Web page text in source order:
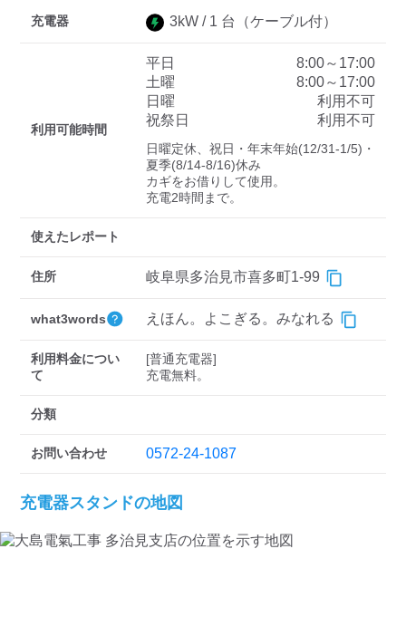
EV充電エネチェンジ e-Mobility Power
三菱ディーラーを表示
日産ディーラーを表示
トヨタディーラーを表
車種
充電器 3kW / 1 台 （ケーブル付）
利用可能時間
平日
8:00～17:00
土曜
8:00～17:00
日曜
利用不可
祝祭日
利用不可
日曜定休、祝日・年末年始(12/31-1/5)・
夏季(8/14-8/16)休み
カギをお借りして使用。
充電2時間まで。
使えたレポート
住所 岐阜県多治見市喜多町1-99
what3words えほん。よこぎる。みなれる
利用料金につい
て
[普通充電器]
充電無料。
分類
お問い合わせ 0572-24-1087
充電器スタンドの地図